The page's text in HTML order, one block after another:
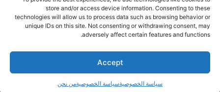
store and/or access device information. Consenting to these
technologies will allow us to process data such as browsing behavior or
unique IDs on this site. Not consenting or withdrawing consent, may
adversely affect certain features and functions.
Accept
سياسة الخصوصيةسياسة الخصوصيةمن نحن
© حقوق النشر 2026، جميع الحقوق محفوظة
developed by salehsounbol.com
الرئيسية
من نحن إخلاء مسؤولية اتصل بنا
انضم لفريقنا
فيسبوكبينتيريستانستقرامتيلقرام‫TikTok